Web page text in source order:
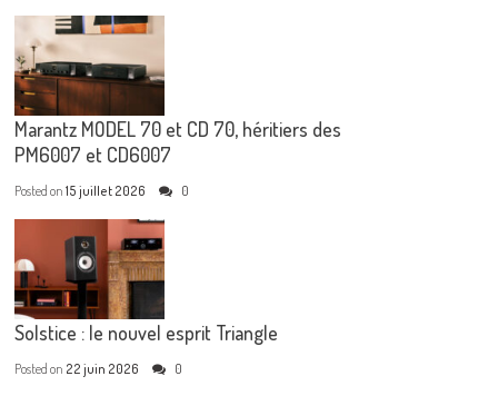
Marantz MODEL 70 et CD 70, héritiers des
PM6007 et CD6007
Posted on15 juillet 2026 0
Solstice : le nouvel esprit Triangle
Posted on 22 juin 2026 0